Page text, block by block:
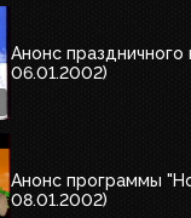
Анонс
06.01.2002)
Анонс программы
08.01.2002)